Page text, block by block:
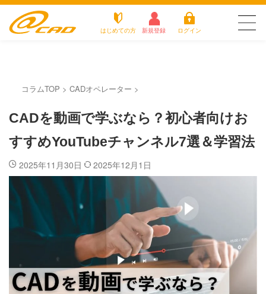
はじめての方 新規登録 ログイン
お仕事を探す
お役立ちコラム
転職をご希望の方 企業のご担当者様
会社案内
方
コラムTOP > CADオペレーター >
CADを動画で学ぶなら？初心者向けお
すすめYouTubeチャンネル7選＆学習法
2025年11月30日 2025年12月1日